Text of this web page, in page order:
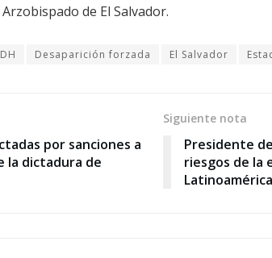
de El Salvador.
Desaparición forzada El Salvador
por sanciones a
la dictadura de
Siguiente nota
Presidente
riesgos de la
Latinoamérica